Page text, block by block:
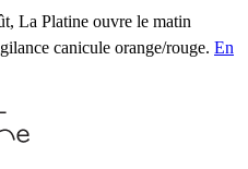
La Platine ouvre le matin
canicule orange/rouge. En